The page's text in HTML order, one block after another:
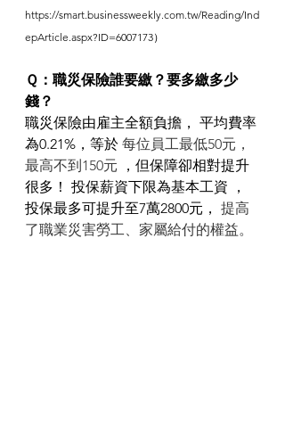
https://smart.businessweekly.com.tw/Reading/Ind
epArticle.aspx?ID=6007173）
Ｑ：職災保險誰要繳？要多繳多少
錢？
職災保險由雇主全額負擔， 平均費率
為0.21%，等於 每位員工最低50元，
最高不到150元 ，但保障卻相對提升
很多！ 投保薪資下限為基本工資 ，
投保最多可提升至7萬2800元， 提高
了職業災害勞工、家屬給付的權益。